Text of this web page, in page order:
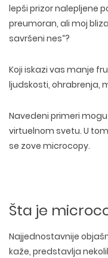
lepši prizor nalepljene
preumoran, ali moj
savršeni nes“?
Koji iskazi vas manje
ljudskosti, ohrabrenja,
Navedeni primeri
virtuelnom svetu. U
se zove microcopy.
Šta je
Najjednostavnije
kaže, predstavlja